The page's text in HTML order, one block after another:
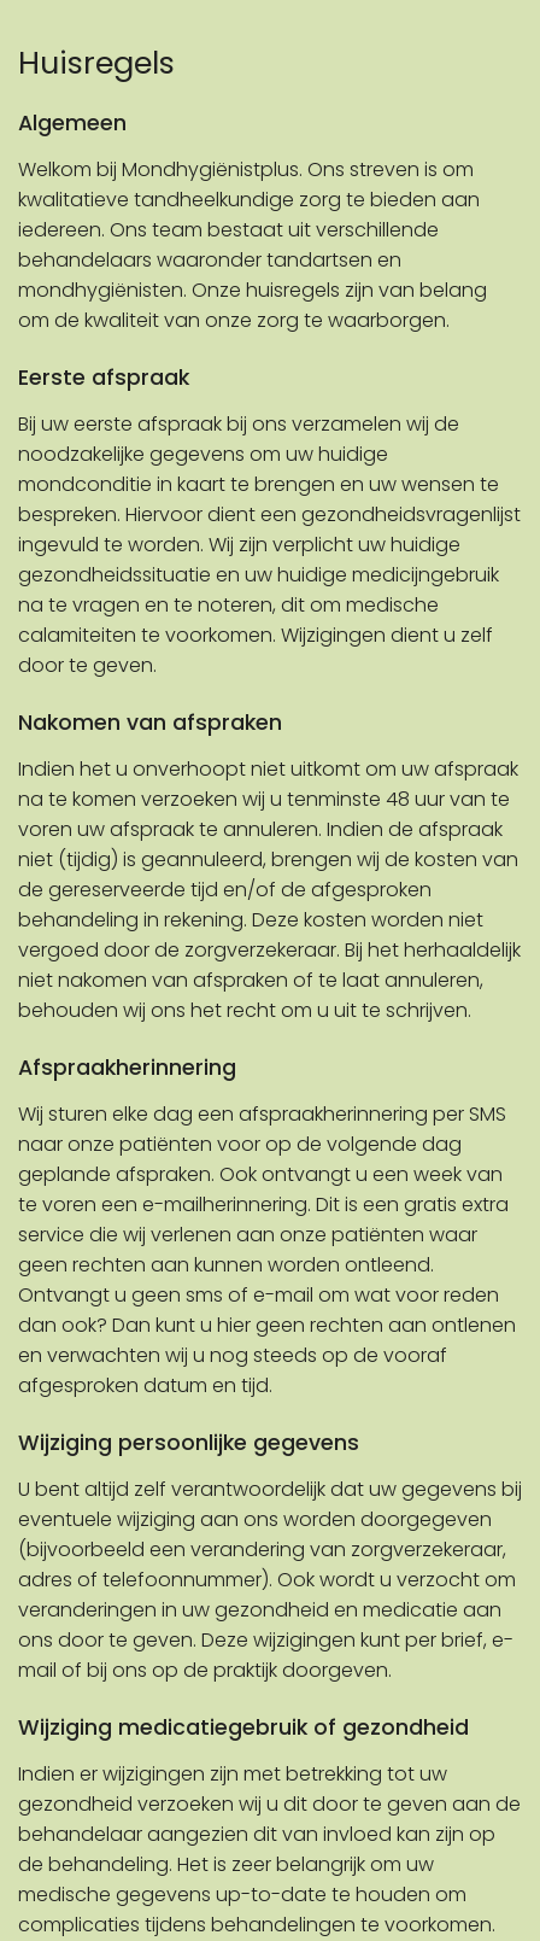
Huisregels
Algemeen
Welkom bij Mondhygiënistplus. Ons streven is om
kwalitatieve tandheelkundige zorg te bieden aan
iedereen. Ons team bestaat uit verschillende
behandelaars waaronder tandartsen en
mondhygiënisten. Onze huisregels zijn van belang
om de kwaliteit van onze zorg te waarborgen.
Eerste afspraak
Bij uw eerste afspraak bij ons verzamelen wij de
noodzakelijke gegevens om uw huidige
mondconditie in kaart te brengen en uw wensen te
bespreken. Hiervoor dient een gezondheidsvragenlijst
ingevuld te worden. Wij zijn verplicht uw huidige
gezondheidssituatie en uw huidige medicijngebruik
na te vragen en te noteren, dit om medische
calamiteiten te voorkomen. Wijzigingen dient u zelf
door te geven.
Nakomen van afspraken
Indien het u onverhoopt niet uitkomt om uw afspraak
na te komen verzoeken wij u tenminste 48 uur van te
voren uw afspraak te annuleren. Indien de afspraak
niet (tijdig) is geannuleerd, brengen wij de kosten van
de gereserveerde tijd en/of de afgesproken
behandeling in rekening. Deze kosten worden niet
vergoed door de zorgverzekeraar. Bij het herhaaldelijk
niet nakomen van afspraken of te laat annuleren,
behouden wij ons het recht om u uit te schrijven.
Afspraakherinnering
Wij sturen elke dag een afspraakherinnering per SMS
naar onze patiënten voor op de volgende dag
geplande afspraken. Ook ontvangt u een week van
te voren een e-mailherinnering. Dit is een gratis extra
service die wij verlenen aan onze patiënten waar
geen rechten aan kunnen worden ontleend.
Ontvangt u geen sms of e-mail om wat voor reden
dan ook? Dan kunt u hier geen rechten aan ontlenen
en verwachten wij u nog steeds op de vooraf
afgesproken datum en tijd.
Wijziging persoonlijke gegevens
U bent altijd zelf verantwoordelijk dat uw gegevens bij
eventuele wijziging aan ons worden doorgegeven
(bijvoorbeeld een verandering van zorgverzekeraar,
adres of telefoonnummer). Ook wordt u verzocht om
veranderingen in uw gezondheid en medicatie aan
ons door te geven. Deze wijzigingen kunt per brief, e-
mail of bij ons op de praktijk doorgeven.
Wijziging medicatiegebruik of gezondheid
Indien er wijzigingen zijn met betrekking tot uw
gezondheid verzoeken wij u dit door te geven aan de
behandelaar aangezien dit van invloed kan zijn op
de behandeling. Het is zeer belangrijk om uw
medische gegevens up-to-date te houden om
complicaties tijdens behandelingen te voorkomen.